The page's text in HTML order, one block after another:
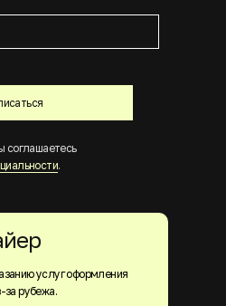
соглашаетесь
.
услуг оформления
за рубежа.